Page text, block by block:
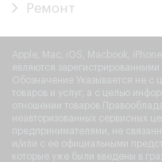
Ремонт
Apple, Mac, iOS, Macbook,
являются
Обозначение Указывается не с
товаров и услуг, а с целью
отношении товаров
неавторизованных сервисных
предпринимателями, не
и/или с ее официальными
которые уже были введены в